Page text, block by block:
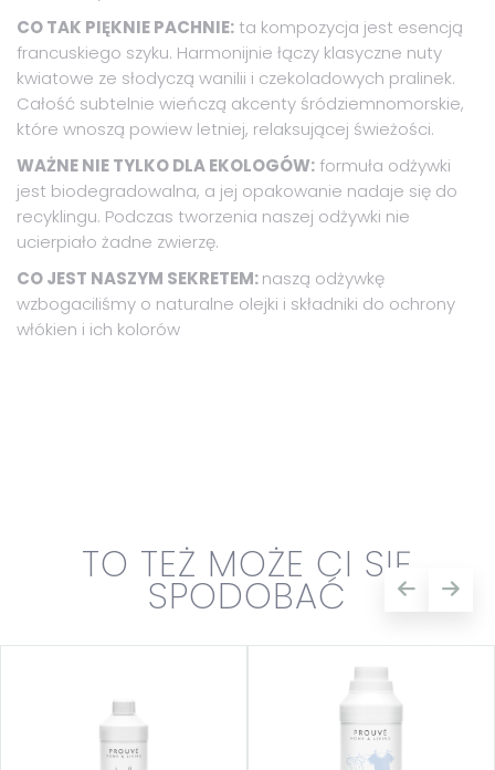
CO TAK PIĘKNIE PACHNIE: ta kompozycja jest esencją
francuskiego szyku. Harmonijnie łączy klasyczne nuty
kwiatowe ze słodyczą wanilii i czekoladowych pralinek.
Całość subtelnie wieńczą akcenty śródziemnomorskie,
które wnoszą powiew letniej, relaksującej świeżości.
WAŻNE NIE TYLKO DLA EKOLOGÓW: formuła odżywki
jest biodegradowalna, a jej opakowanie nadaje się do
recyklingu. Podczas tworzenia naszej odżywki nie
ucierpiało żadne zwierzę.
CO JEST NASZYM SEKRETEM:naszą odżywkę
wzbogaciliśmy o naturalne olejki i składniki do ochrony
włókien i ich kolorów
TO TEŻ MOŻE CI SIĘ
SPODOBAĆ